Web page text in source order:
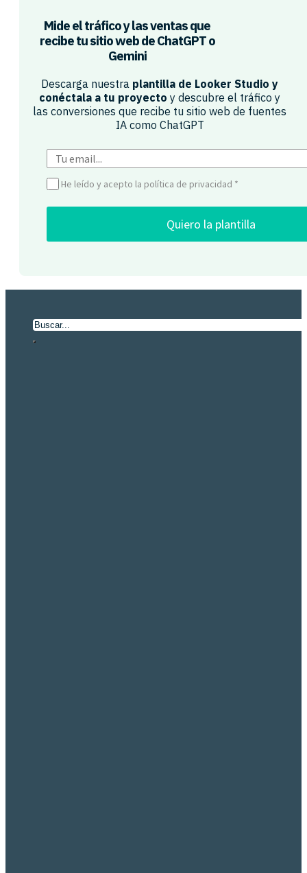
Mide el tráfico y las ventas que
recibe tu sitio web de ChatGPT o
Gemini​
Descarga nuestra plantilla de Looker Studio y
conéctala a tu proyecto y descubre el tráfico y
las conversiones que recibe tu sitio web de fuentes
IA como ChatGPT​
He leído y acepto la política de privacidad *
Quiero la plantilla